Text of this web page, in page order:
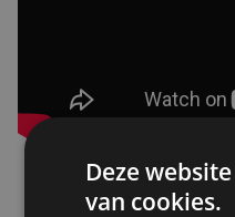
Deze
van cookies.